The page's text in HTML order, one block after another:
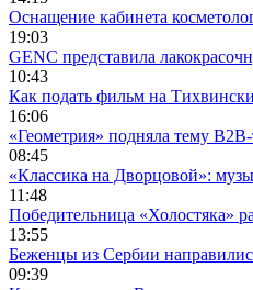
Оснащение кабинета
19:03
GENC представила
10:43
Как подать фильм на
16:06
«Геометрия» подняла тему
08:45
«Классика на Дворцовой»:
11:48
Победительница «Холостяка»
13:55
Беженцы из Сербии
09:39